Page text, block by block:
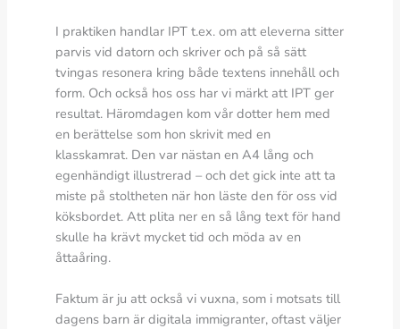
I praktiken handlar IPT t.ex. om att eleverna sitter
parvis vid datorn och skriver och på så sätt
tvingas resonera kring både textens innehåll och
form. Och också hos oss har vi märkt att IPT ger
resultat. Häromdagen kom vår dotter hem med
en berättelse som hon skrivit med en
klasskamrat. Den var nästan en A4 lång och
egenhändigt illustrerad – och det gick inte att ta
miste på stoltheten när hon läste den för oss vid
köksbordet. Att plita ner en så lång text för hand
skulle ha krävt mycket tid och möda av en
åttaåring.
Faktum är ju att också vi vuxna, som i motsats till
dagens barn är digitala immigranter, oftast väljer